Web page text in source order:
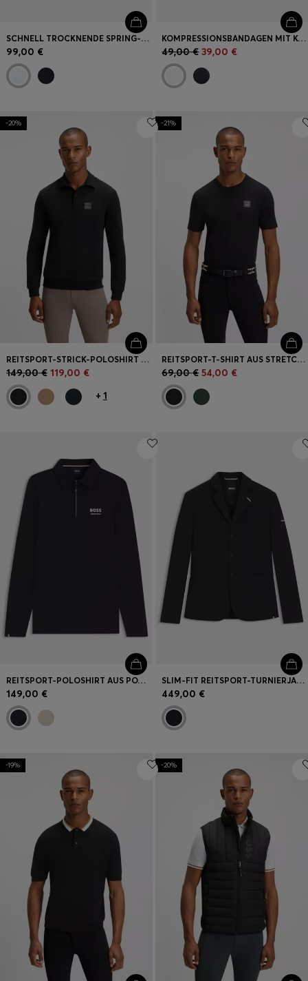
SCHNELL TROCKNENDE SPRING-SCHABRACKE MIT LOGO
99,00 €
KOMPRESSIONSBANDAGEN MIT KONTRASTFARBENEM BRANDING UND RIPTAPE-VERSCHLUSS
49,00 € 39,00 €
-20%
REITSPORT-STRICK-POLOSHIRT AUS STRETCH-BAUMWOLLE MIT LOGO-PATCH
149,00 € 119,00 €
+ 1
-21%
REITSPORT-T-SHIRT AUS STRETCH-BAUMWOLLE MIT LOGO-PATCH
69,00 € 54,00 €
REITSPORT-POLOSHIRT AUS POWER-STRETCH-GEWEBE FÜR TRAININGSEINHEITEN
149,00 €
SLIM-FIT REITSPORT-TURNIERJACKETT MIT SIGNATURE-DETAILS
449,00 €
-19% -20%